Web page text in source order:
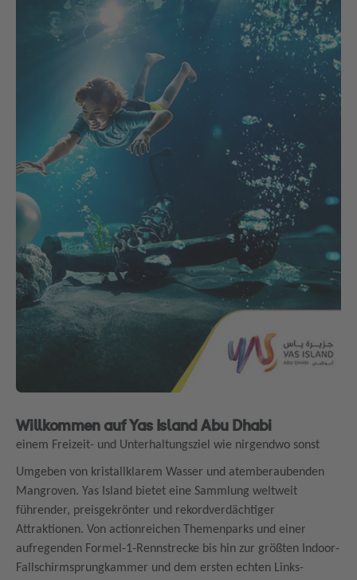
Willkommen auf Yas Island Abu Dhabi
einem Freizeit- und Unterhaltungsziel wie nirgendwo sonst
Umgeben von kristallklarem Wasser und atemberaubenden
Mangroven. Yas Island bietet eine Sammlung weltweit
führender, preisgekrönter und rekordverdächtiger
Attraktionen. Von actionreichen Themenparks und einer
aufregenden Formel-1-Rennstrecke bis hin zur größten Indoor-
Fallschirmsprungkammer und dem ersten echten Links-